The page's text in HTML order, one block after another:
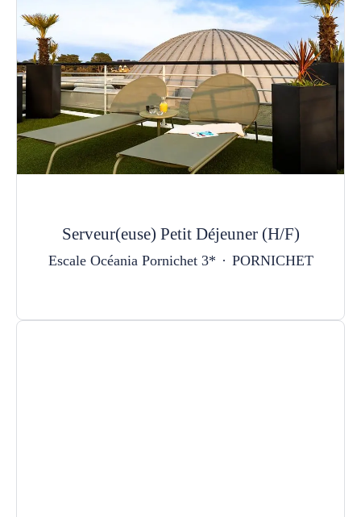
Serveur(euse) Petit Déjeuner (H/F)
Escale Océania Pornichet 3* · PORNICHET